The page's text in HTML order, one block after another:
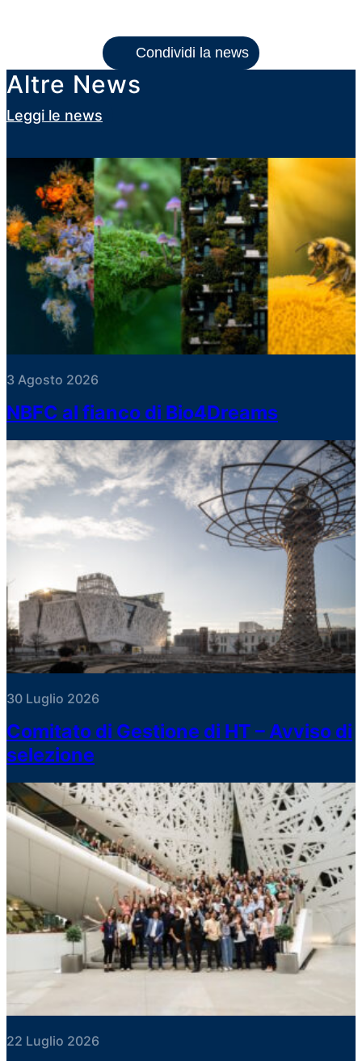
Condividi la news
Altre News
Leggi le news
3 Agosto 2026
NBFC al fianco di Bio4Dreams
30 Luglio 2026
Comitato di Gestione di HT – Avviso di
selezione
22 Luglio 2026